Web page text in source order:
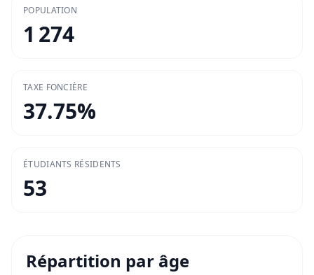
POPULATION
1 274
TAXE FONCIÈRE
37.75%
ÉTUDIANTS RÉSIDENTS
53
Répartition par âge